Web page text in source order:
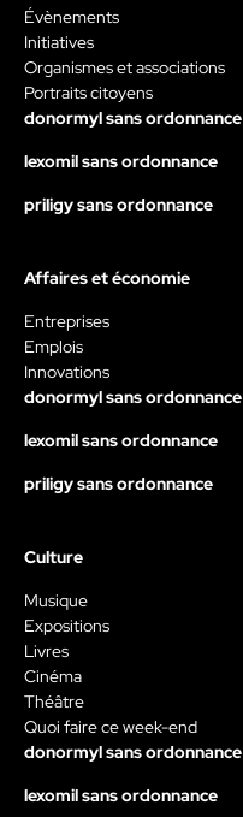
Évènements
Initiatives
Organismes et associations
Portraits citoyens
donormyl sans ordonnance
lexomil sans ordonnance
priligy sans ordonnance
Affaires et économie
Entreprises
Emplois
Innovations
donormyl sans ordonnance
lexomil sans ordonnance
priligy sans ordonnance
Culture
Musique
Expositions
Livres
Cinéma
Théâtre
Quoi faire ce week-end
donormyl sans ordonnance
lexomil sans ordonnance